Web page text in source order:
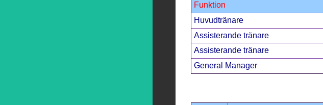
Funktion
Huvudtränare
Assisterande tränare
Assisterande tränare
General Manager